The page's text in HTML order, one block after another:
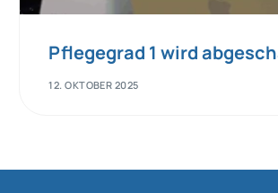
Pflegegrad 1 wird
12. OKTOBER 2025